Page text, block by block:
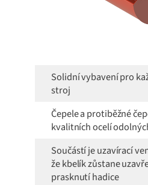
Solidní vybavení pro
stroj
Čepele a protiběžné
kvalitních ocelí
Součástí je uzavírací
že kbelík zůstane
prasknutí hadice